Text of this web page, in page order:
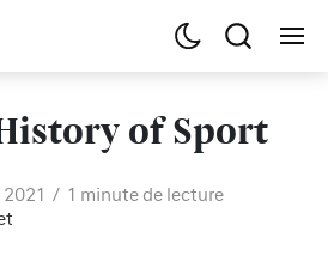
of Sport
1 minute de lecture